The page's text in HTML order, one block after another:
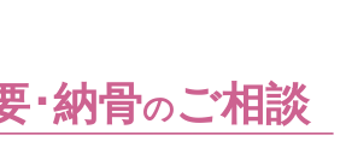
･納骨のご相談